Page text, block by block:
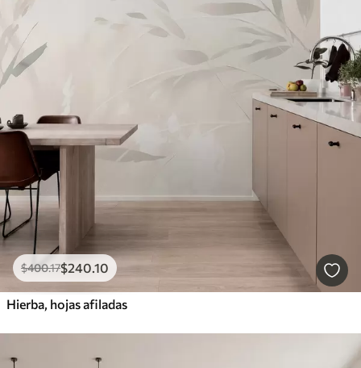
$400.17$240 .10
Hierba, hojas afiladas